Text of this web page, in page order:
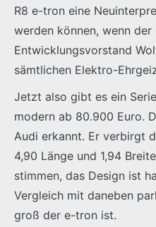
R8 e-tron eine
werden können, wenn der
Entwicklungsvorstand
sämtlichen Elektro-
Jetzt also gibt es ein
modern ab 80.900 Euro.
Audi erkannt. Er verbirgt
4,90 Länge und 1,94
stimmen, das Design ist
Vergleich mit daneben
groß der e-tron ist.